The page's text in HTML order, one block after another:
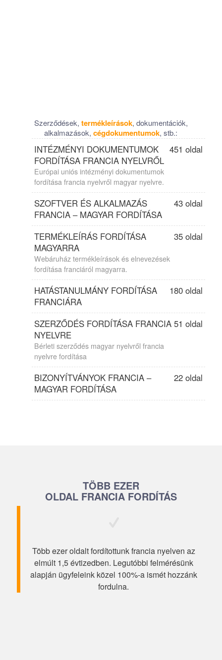
Szerződések, termékleírások, dokumentációk,
alkalmazások,cégdokumentumok, stb.:
INTÉZMÉNYI DOKUMENTUMOK
FORDÍTÁSA FRANCIA NYELVRŐL
451 oldal
Európai uniós intézményi dokumentumok
fordítása francia nyelvről magyar nyelvre.
SZOFTVER ÉS ALKALMAZÁS
FRANCIA – MAGYAR FORDÍTÁSA
43 oldal
TERMÉKLEÍRÁS FORDÍTÁSA
MAGYARRA
35 oldal
Webáruház termékleírások és elnevezések
fordítása franciáról magyarra.
HATÁSTANULMÁNY FORDÍTÁSA
FRANCIÁRA
180 oldal
SZERZŐDÉS FORDÍTÁSA FRANCIA
NYELVRE
51 oldal
Bérleti szerződés magyar nyelvről francia
nyelvre fordítása
BIZONYÍTVÁNYOK FRANCIA –
MAGYAR FORDÍTÁSA
22 oldal
TÖBB EZER
OLDAL FRANCIA FORDÍTÁS
Több ezer oldalt fordítottunk francia nyelven az
elmúlt 1,5 évtizedben. Legutóbbi felmérésünk
alapján ügyfeleink közel 100%-a ismét hozzánk
fordulna.